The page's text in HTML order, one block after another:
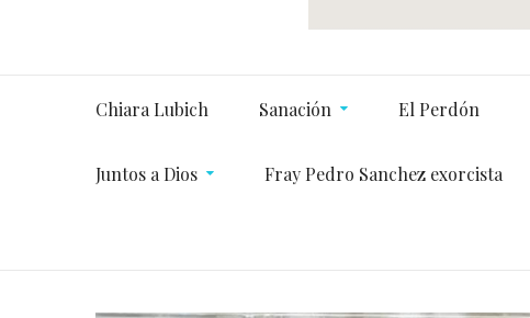
Chiara Lubich Sanación El Perdón
Juntos a Dios Fray Pedro Sanchez exorcista